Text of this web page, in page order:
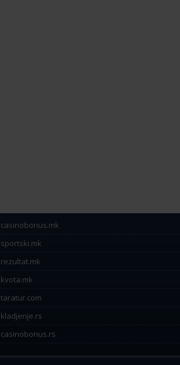
casinobonus.mk
sportski.mk
rezultat.mk
kvota.mk
taratur.com
kladjenje.rs
casinobonus.rs